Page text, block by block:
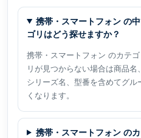
携帯・スマートフォン の
ゴリはどう探せますか？
携帯・スマートフォン のカテ
リが見つからない場合は商品名
シリーズ名、型番を含めてグ
くなります。
携帯・スマートフォン の